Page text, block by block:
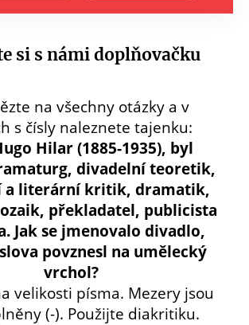
Shar Send Print
si s námi doplňovačku
na všechny otázky a v
s čísly naleznete tajenku:
Hilar (1885-1935), byl
divadelní teoretik,
a literární kritik, dramatik,
překladatel, publicista
Jak se jmenovalo divadlo,
povznesl na umělecký
vrchol?
velikosti písma. Mezery jsou
(-). Použijte diakritiku.